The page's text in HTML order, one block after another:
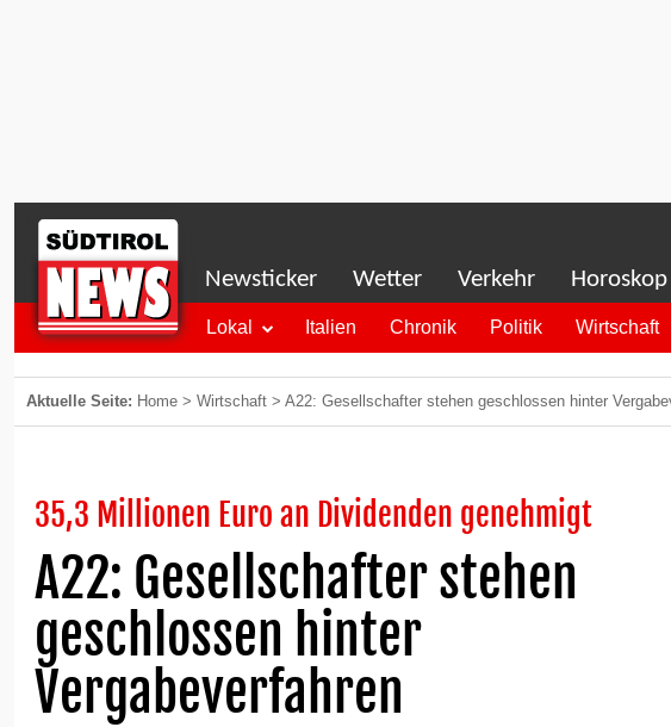
Newsticker Wetter Verkehr Horoskop
Lokal Italien Chronik Politik Wirtschaft
Aktuelle Seite: Home > Wirtschaft > A22: Gesellschafter stehen geschlossen hinter
35,3 Millionen Euro an Dividenden genehmigt
A22: Gesellschafter stehen
geschlossen hinter
Vergabeverfahren